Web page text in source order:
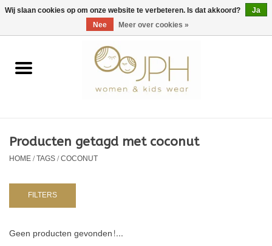
EUR/GBP/USD 0 Artikelen - €0,00
Home
Kids
NURSERY / TABLEWARE
Producten getagd met coconut
HOME/TAGS/COCONUT
FILTERS
Geen producten gevonden!...
Wij slaan cookies op om onze website te verbeteren. Is dat akkoord?
Ja
Nee
Meer over cookies »